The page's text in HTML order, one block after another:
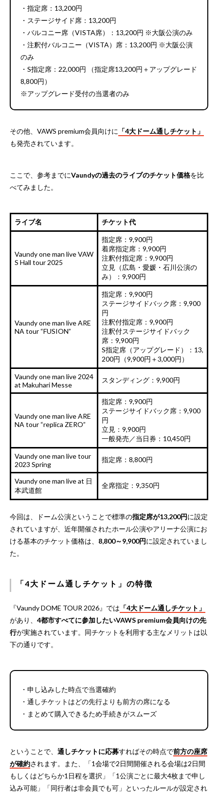
・指定席：13,200円
・ステージサイド席：13,200円
・バルコニー席（VISTA席）：13,200円 ※大阪公演のみ
・注釈付バルコニー（VISTA）席：13,200円 ※大阪公演
のみ
・S指定席：22,000円 （指定席13,200円＋アップグレード
8,800円）
※アップグレード受付の当選者のみ
その他、VAWS premium会員向けに 「4大ドーム通しチケット」
も発売されています。
ここで、参考までにVaundyの過去のライブのチケット価格を比
べてみました。
ライブ名 チケット代
Vaundy one man live VAW
S Hall tour 2025
指定席：9,900円
着席指定席：9,900円
注釈付指定席：9,900円
立見（広島・愛媛・石川公演の
み）：9,900円
Vaundy one man live ARE
NA tour “FUSION”
指定席：9,900円
ステージサイドバック席：9,900
円
注釈付指定席：9,900円
注釈付ステージサイドバック
席：9,900円
S指定席（アップグレード）：13,
200円（9,900円＋3,000円）
Vaundy one man live 2024
at Makuhari Messe
スタンディング：9,900円
Vaundy one man live ARE
NA tour “replica ZERO”
指定席：9,900円
ステージサイドバック席：9,900
円
立見：9,900円
一般発売／当日券：10,450円
Vaundy one man live tour
2023 Spring
指定席：8,800円
Vaundy one man live at 日
本武道館
全席指定：9,350円
今回は、ドーム公演ということで標準の指定席が13,200円に設定
されていますが、近年開催されたホール公演やアリーナ公演にお
ける基本のチケット価格は、 8,800～9,900円に設定されていまし
た。
「4大ドーム通しチケット」の特徴
『Vaundy DOME TOUR 2026』では 「4大ドーム通しチケット」
があり、 4都市すべてに参加したいVAWS premium会員向けの先
行が実施されています。同チケットを利用する主なメリットは以
下の通りです。
・申し込みした時点で当選確約
・通しチケットはどの先行よりも前方の席になる
・まとめて購入できるため手続きがスムーズ
ということで、 通しチケットに応募すればその時点で前方の座席
が確約されます。また、「1会場で2日間開催される会場は2日間
もしくはどちらか1日程を選択」「1公演ごとに最大4枚まで申し
込み可能」「同行者は非会員でも可」といったルールが設定され